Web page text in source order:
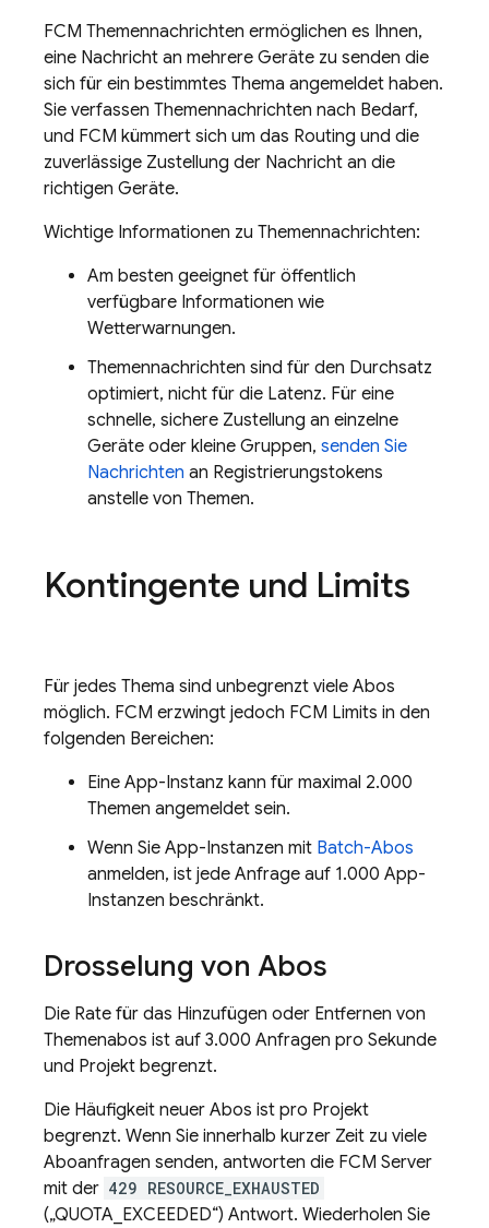
FCM Themennachrichten ermöglichen es Ihnen,
eine Nachricht an mehrere Geräte zu senden die
sich für ein bestimmtes Thema angemeldet haben.
Sie verfassen Themennachrichten nach Bedarf,
und FCM kümmert sich um das Routing und die
zuverlässige Zustellung der Nachricht an die
richtigen Geräte.
Wichtige Informationen zu Themennachrichten:
Am besten geeignet für öffentlich
verfügbare Informationen wie
Wetterwarnungen.
Themennachrichten sind für den Durchsatz
optimiert, nicht für die Latenz. Für eine
schnelle, sichere Zustellung an einzelne
Geräte oder kleine Gruppen, senden Sie
Nachrichten an Registrierungstokens
anstelle von Themen.
Kontingente und Limits
Für jedes Thema sind unbegrenzt viele Abos
möglich. FCM erzwingt jedoch FCM Limits in den
folgenden Bereichen:
Eine App-Instanz kann für maximal 2.000
Themen angemeldet sein.
Wenn Sie App-Instanzen mit Batch-Abos
anmelden, ist jede Anfrage auf 1.000 App-
Instanzen beschränkt.
Drosselung von Abos
Die Rate für das Hinzufügen oder Entfernen von
Themenabos ist auf 3.000 Anfragen pro Sekunde
und Projekt begrenzt.
Die Häufigkeit neuer Abos ist pro Projekt
begrenzt. Wenn Sie innerhalb kurzer Zeit zu viele
Aboanfragen senden, antworten die FCM Server
mit der 429 RESOURCE_EXHAUSTED
(„QUOTA_EXCEEDED“) Antwort. Wiederholen Sie